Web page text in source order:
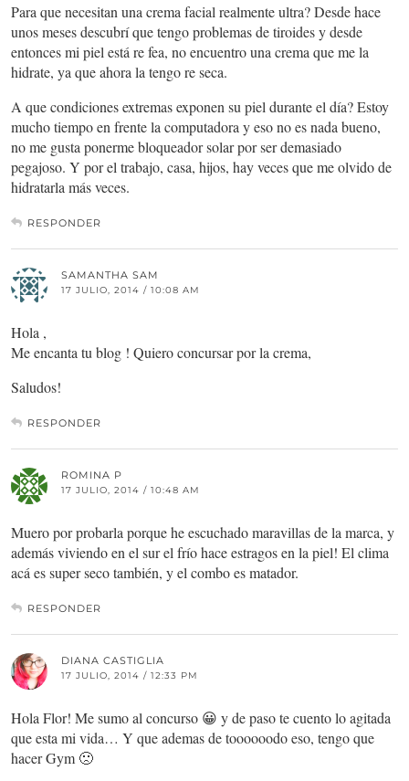
Para que necesitan una crema facial realmente ultra? Desde hace
unos meses descubrí que tengo problemas de tiroides y desde
entonces mi piel está re fea, no encuentro una crema que me la
hidrate, ya que ahora la tengo re seca.
A que condiciones extremas exponen su piel durante el día? Estoy
mucho tiempo en frente la computadora y eso no es nada bueno,
no me gusta ponerme bloqueador solar por ser demasiado
pegajoso. Y por el trabajo, casa, hijos, hay veces que me olvido de
hidratarla más veces.
RESPONDER
SAMANTHA SAM
17 JULIO, 2014 / 10:08 AM
Hola ,
Me encanta tu blog ! Quiero concursar por la crema,
Saludos!
RESPONDER
ROMINA P
17 JULIO, 2014 / 10:48 AM
Muero por probarla porque he escuchado maravillas de la marca, y
además viviendo en el sur el frío hace estragos en la piel! El clima
acá es super seco también, y el combo es matador.
RESPONDER
DIANA CASTIGLIA
17 JULIO, 2014 / 12:33 PM
Hola Flor! Me sumo al concurso 😀 y de paso te cuento lo agitada
que esta mi vida… Y que ademas de toooooodo eso, tengo que
hacer Gym 🙁